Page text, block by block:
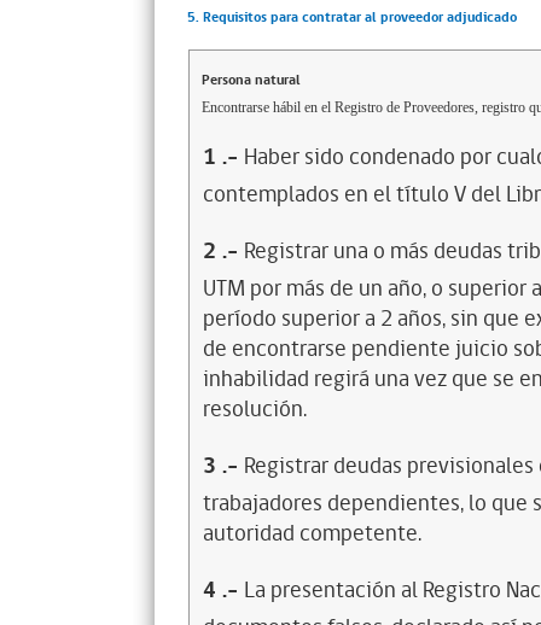
5. Requisitos para contratar al proveedor adjudicado
Persona natural
Encontrarse hábil en el Registro de Proveedores, registro
1 .- Haber sido condenado por
contemplados en el título V del
2 .- Registrar una o más deudas
UTM por más de un año, o
período superior a 2 años, sin que
de encontrarse pendiente juicio
inhabilidad regirá una vez que se
resolución.
3 .- Registrar deudas
trabajadores dependientes, lo
autoridad competente.
4 .- La presentación al Registro